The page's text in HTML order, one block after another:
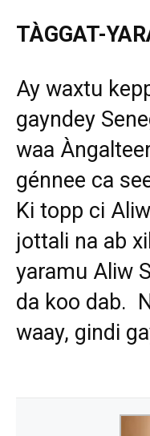
TÀGGAT-
Ay waxtu
gayndey
waa
génnee ca
Ki topp ci
jottali na ab
yaramu Aliw
da koo dab.
waay, gindi